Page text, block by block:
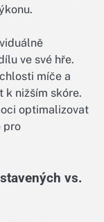
ve své hře.
míče a
k nižším skóre.
optimalizovat
pro
vs.